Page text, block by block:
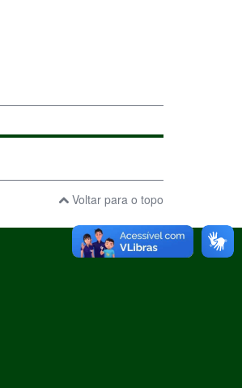
Voltar para o topo